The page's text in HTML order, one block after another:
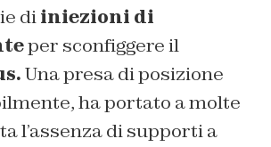
diiniezioni di
per sconfiggere il
Una presa di posizione
ha portato a molte
l’assenza di supporti a